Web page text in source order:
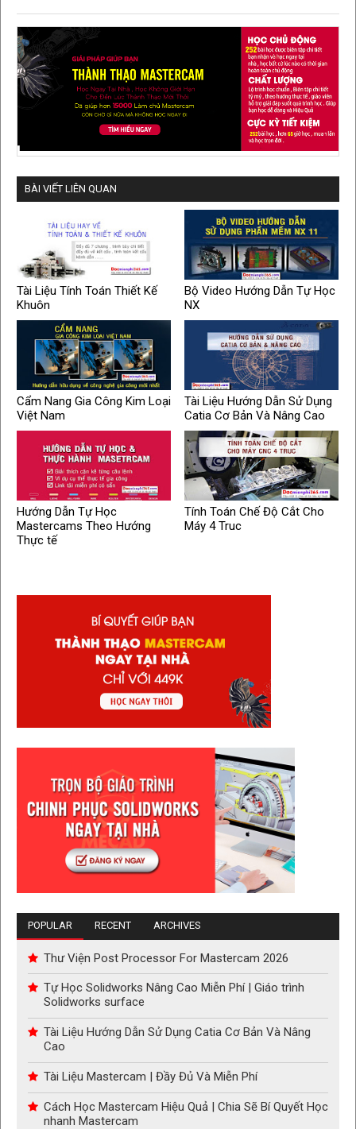
BÀI VIẾT LIÊN QUAN
Tài Liệu Tính Toán Thiết Kế
Khuôn
Bộ Video Hướng Dẫn Tự Học
NX
Cẩm Nang Gia Công Kim Loại
Việt Nam
Tài Liệu Hướng Dẫn Sử Dụng
Catia Cơ Bản Và Nâng Cao
Hướng Dẫn Tự Học
Mastercams Theo Hướng
Thực tế
Tính Toán Chế Độ Cắt Cho
Máy 4 Truc
POPULAR RECENT ARCHIVES
Thư Viện Post Processor For Mastercam 2026
Tự Học Solidworks Nâng Cao Miễn Phí | Giáo trình
Solidworks surface
Tài Liệu Hướng Dẫn Sử Dụng Catia Cơ Bản Và Nâng
Cao
Tài Liệu Mastercam | Đầy Đủ Và Miễn Phí
Cách Học Mastercam Hiệu Quả | Chia Sẽ Bí Quyết Học
nhanh Mastercam